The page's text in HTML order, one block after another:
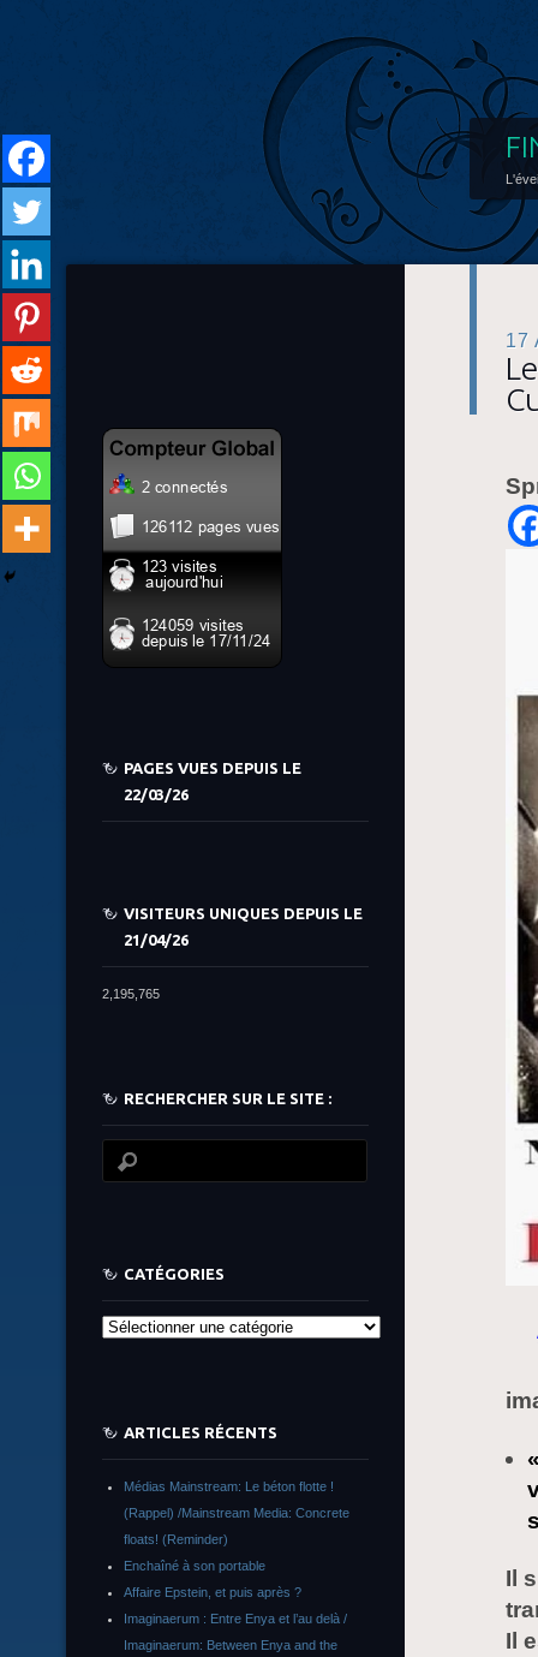
17
Il
Il
PAGES VUES DEPUIS LE
22/03/26
VISITEURS UNIQUES DEPUIS LE
21/04/26
2,195,765
RECHERCHER SUR LE SITE :
CATÉGORIES
Catégories
ARTICLES RÉCENTS
Médias Mainstream: Le béton flotte !
(Rappel) /Mainstream Media: Concrete
floats! (Reminder)
Enchaîné à son portable
Affaire Epstein, et puis après ?
Imaginaerum : Entre Enya et l’au delà /
Imaginaerum: Between Enya and the